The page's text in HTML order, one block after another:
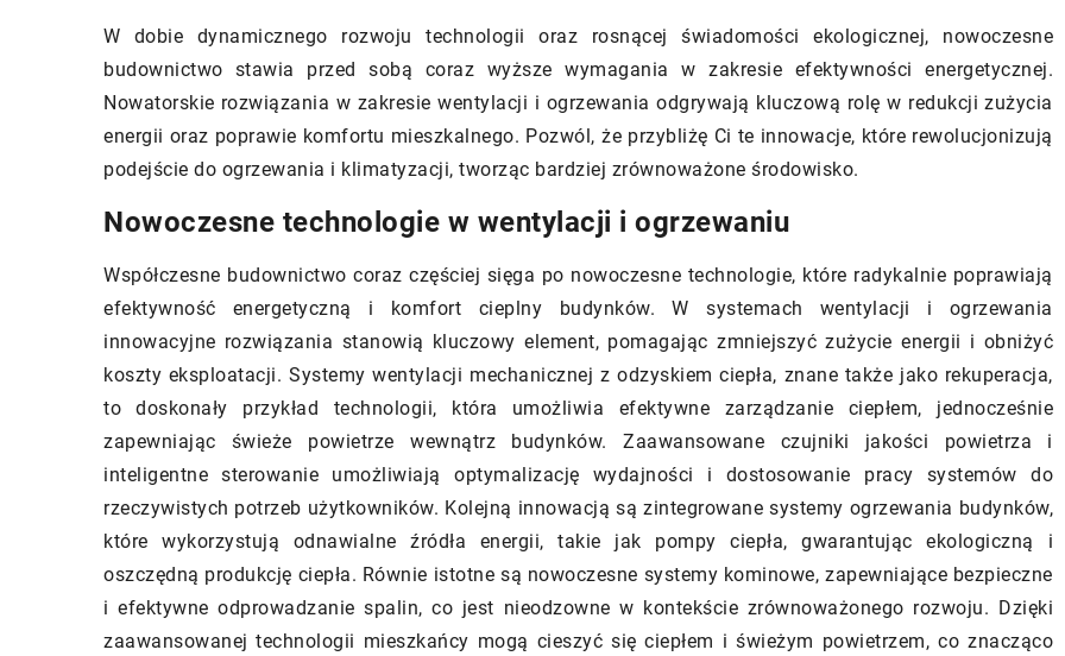
W dobie dynamicznego rozwoju technologii oraz rosnącej świadomości ekologicznej, nowoczesne
budownictwo stawia przed sobą coraz wyższe wymagania w zakresie efektywności energetycznej.
Nowatorskie rozwiązania w zakresie wentylacji i ogrzewania odgrywają kluczową rolę w redukcji zużycia
energii oraz poprawie komfortu mieszkalnego. Pozwól, że przybliżę Ci te innowacje, które rewolucjonizują
podejście do ogrzewania i klimatyzacji, tworząc bardziej zrównoważone środowisko.
Nowoczesne technologie w wentylacji i ogrzewaniu
Współczesne budownictwo coraz częściej sięga po nowoczesne technologie, które radykalnie poprawiają
efektywność energetyczną i komfort cieplny budynków. W systemach wentylacji i ogrzewania
innowacyjne rozwiązania stanowią kluczowy element, pomagając zmniejszyć zużycie energii i obniżyć
koszty eksploatacji. Systemy wentylacji mechanicznej z odzyskiem ciepła, znane także jako rekuperacja,
to doskonały przykład technologii, która umożliwia efektywne zarządzanie ciepłem, jednocześnie
zapewniając świeże powietrze wewnątrz budynków. Zaawansowane czujniki jakości powietrza i
inteligentne sterowanie umożliwiają optymalizację wydajności i dostosowanie pracy systemów do
rzeczywistych potrzeb użytkowników. Kolejną innowacją są zintegrowane systemy ogrzewania budynków,
które wykorzystują odnawialne źródła energii, takie jak pompy ciepła, gwarantując ekologiczną i
oszczędną produkcję ciepła. Równie istotne są nowoczesne systemy kominowe, zapewniające bezpieczne
i efektywne odprowadzanie spalin, co jest nieodzowne w kontekście zrównoważonego rozwoju. Dzięki
zaawansowanej technologii mieszkańcy mogą cieszyć się ciepłem i świeżym powietrzem, co znacząco
22 sierpnia 2024
Jak wybrać odpowiednie płytki
imitujące cegłę dla twojego domu?
płytek imitujących cegłę, które ożywią
twoje wnętrza i dodadzą mu
niepowtarzalnego charakteru.
Porównaj różne style i zastosowania,
aby wybrać ten, który najlepiej pasuje
do twojego domu.
21 czerwca 2025
Jakie rośliny wybrać, aby stworzyć
zacienioną oazę w ogrodzie?
nadają się do stworzenia zacienionej
oazy w ogrodzie. Odkryj gatunki,
świetnie radzą sobie w cieniu i
zapewniają piękno oraz harmonię w
każdym zakątku.